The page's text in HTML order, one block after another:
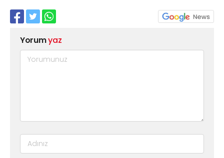
Yorumyaz